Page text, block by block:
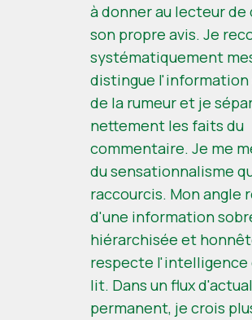
à donner au lecteur de
son propre avis. Je
systématiquement
distingue l'information
de la rumeur et je
nettement les faits du
commentaire. Je me
du sensationnalisme
raccourcis. Mon angle
d'une information
hiérarchisée et
respecte l'intelligence
lit. Dans un flux
permanent, je crois